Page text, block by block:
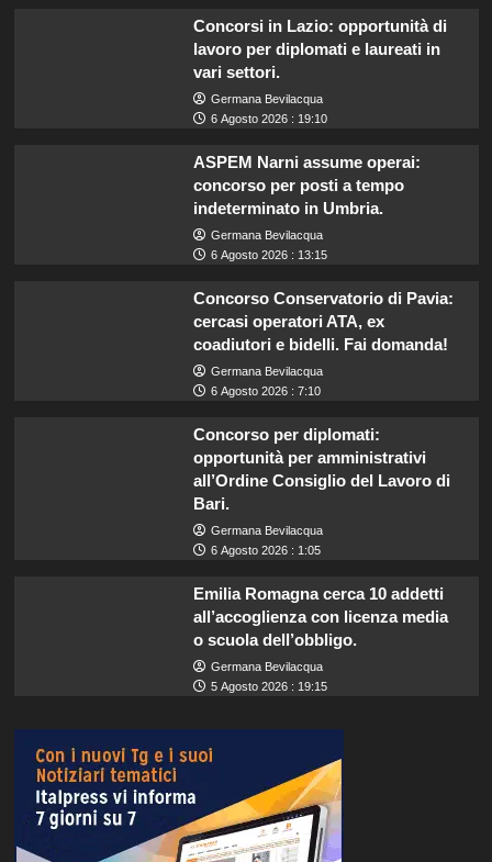
Concorsi in Lazio: opportunità di
lavoro per diplomati e laureati in
vari settori.
Germana Bevilacqua
6 Agosto 2026 : 19:10
ASPEM Narni assume operai:
concorso per posti a tempo
indeterminato in Umbria.
Germana Bevilacqua
6 Agosto 2026 : 13:15
Concorso Conservatorio di Pavia:
cercasi operatori ATA, ex
coadiutori e bidelli. Fai domanda!
Germana Bevilacqua
6 Agosto 2026 : 7:10
Concorso per diplomati:
opportunità per amministrativi
all’Ordine Consiglio del Lavoro di
Bari.
Germana Bevilacqua
6 Agosto 2026 : 1:05
Emilia Romagna cerca 10 addetti
all’accoglienza con licenza media
o scuola dell’obbligo.
Germana Bevilacqua
5 Agosto 2026 : 19:15